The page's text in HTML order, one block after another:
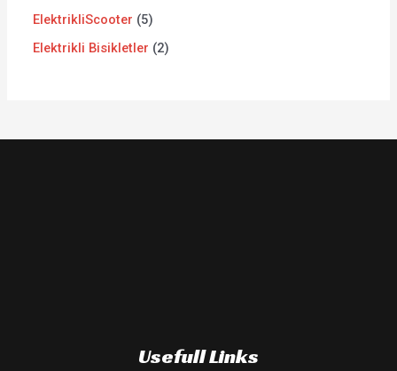
ElektrikliScooter 5
Elektrikli Bisikletler 2
Usefull Links